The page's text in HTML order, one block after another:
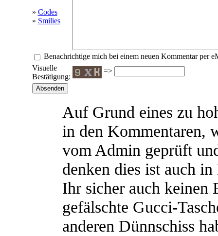
» Codes
» Smilies
Benachrichtige mich bei einem neuen Kommentar per
Visuelle
Bestätigung:
=>
Auf Grund eines zu
in den Kommentaren,
vom Admin geprüft
denken dies ist auch in
Ihr sicher auch keinen
gefälschte Gucci-
anderen Dünnschiss